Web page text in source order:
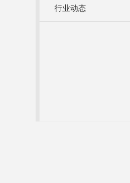
行业动态